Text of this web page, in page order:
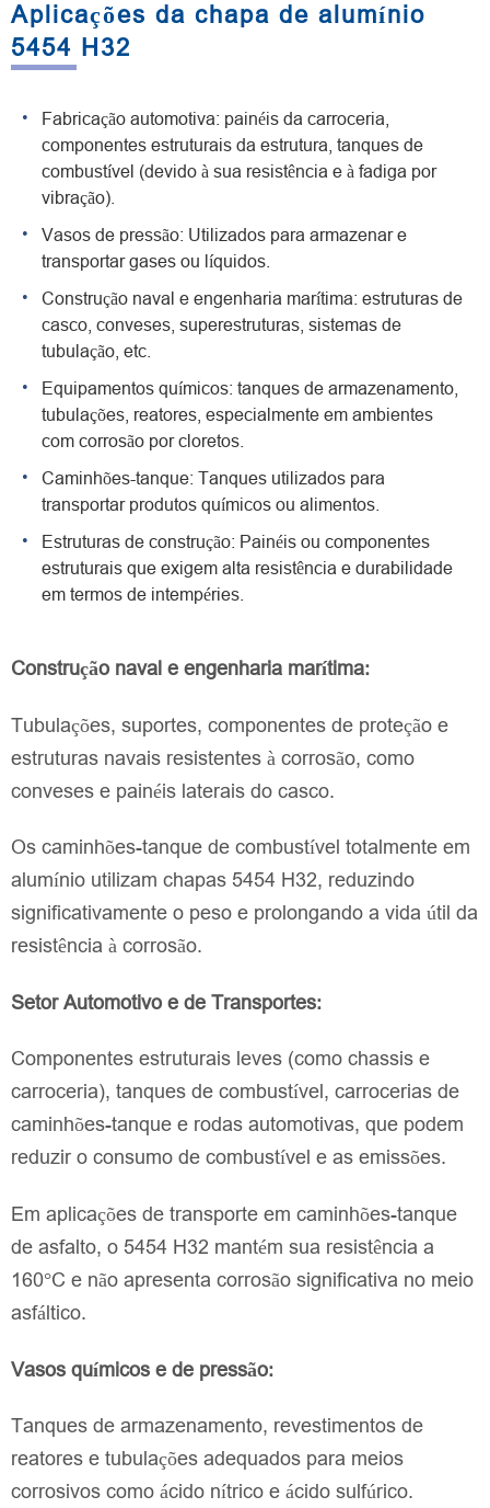
Aplicações da chapa de alumínio
5454 H32
Fabricação automotiva: painéis da carroceria,
componentes estruturais da estrutura, tanques de
combustível (devido à sua resistência e à fadiga por
vibração).
Vasos de pressão: Utilizados para armazenar e
transportar gases ou líquidos.
Construção naval e engenharia marítima: estruturas de
casco, conveses, superestruturas, sistemas de
tubulação, etc.
Equipamentos químicos: tanques de armazenamento,
tubulações, reatores, especialmente em ambientes
com corrosão por cloretos.
Caminhões-tanque: Tanques utilizados para
transportar produtos químicos ou alimentos.
Estruturas de construção: Painéis ou componentes
estruturais que exigem alta resistência e durabilidade
em termos de intempéries.
Construção naval e engenharia marítima:
Tubulações, suportes, componentes de proteção e
estruturas navais resistentes à corrosão, como
conveses e painéis laterais do casco.
Os caminhões-tanque de combustível totalmente em
alumínio utilizam chapas 5454 H32, reduzindo
significativamente o peso e prolongando a vida útil da
resistência à corrosão.
Setor Automotivo e de Transportes:
Componentes estruturais leves (como chassis e
carroceria), tanques de combustível, carrocerias de
caminhões-tanque e rodas automotivas, que podem
reduzir o consumo de combustível e as emissões.
Em aplicações de transporte em caminhões-tanque
de asfalto, o 5454 H32 mantém sua resistência a
160°C e não apresenta corrosão significativa no meio
asfáltico.
Vasos químicos e de pressão:
Tanques de armazenamento, revestimentos de
reatores e tubulações adequados para meios
corrosivos como ácido nítrico e ácido sulfúrico.